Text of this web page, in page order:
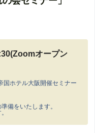
オープン
国ホテル大阪開催セミナー
備をいたします。